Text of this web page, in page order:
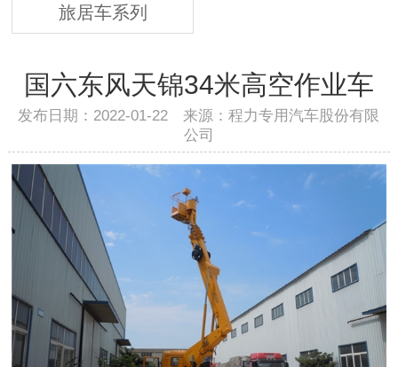
旅居车系列
国六东风天锦34米高空作业车
发布日期：2022-01-22 来源：程力专用汽车股份有限
公司